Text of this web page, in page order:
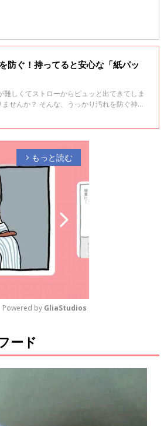
防ぐ！持ってると安心な「紙パッ
しくてストローからピュッと出てきてしま
せんか？ そんな、うっかり汚れを防ぐ神ア
arrow_forward_ios もっと読む
u
Powered by GliaStudios
ード